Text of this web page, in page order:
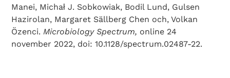
Manei, Michał J. Sobkowiak, Bodil Lund, Gulsen
Hazirolan, Margaret Sällberg Chen och, Volkan
Özenci.Microbiology Spectrum, online 24
november 2022, doi: 10.1128/spectrum.02487-22.